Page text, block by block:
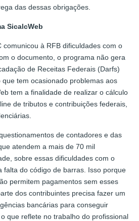
das dessas obrigações.
SicalcWeb
comunicou à RFB dificuldades com o
o documento, o programa não gera
de Receitas Federais (Darfs)
tem ocasionado problemas aos
tem a finalidade de realizar o cálculo
de tributos e contribuições federais,
de contadores e das
que atendem a mais de 70 mil
sobre essas dificuldades com o
falta do código de barras. Isso porque
permitem pagamentos sem esses
dos contribuintes precisa fazer um
bancárias para conseguir
que reflete no trabalho do profissional